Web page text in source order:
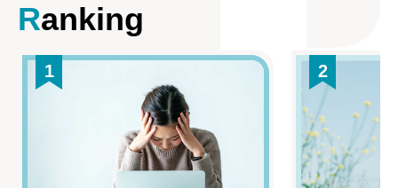
Ranking
1 2